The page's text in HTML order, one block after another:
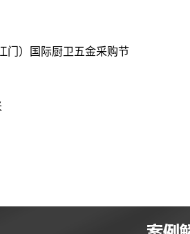
门）国际厨卫五金采购节